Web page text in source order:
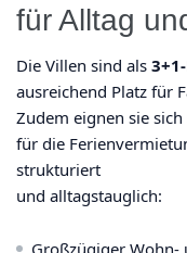
für Alltag
Die Villen sind als
ausreichend Platz für
Zudem eignen sie
für die
strukturiert
und alltagstauglich:
Großzügiger Wohn-